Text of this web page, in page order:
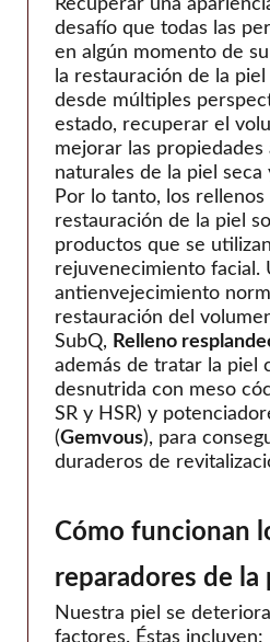
Recuperar una
desafío que todas las
en algún momento de
la restauración de la
desde múltiples
estado, recuperar el
mejorar las propiedades
naturales de la piel seca
Por lo tanto, los rellenos
restauración de la piel
productos que se
rejuvenecimiento facial.
antienvejecimiento
restauración del
SubQ, Relleno
además de tratar la piel
desnutrida con meso
SR y HSR) y
(Gemvous), para
duraderos de
Cómo funcionan
reparadores de la
Nuestra piel se
factores. Éstas incluyen:
Prolenio
PY Médico
Reanzen
Biotecnología Regen
Tan joven
teoxano
Viscentom